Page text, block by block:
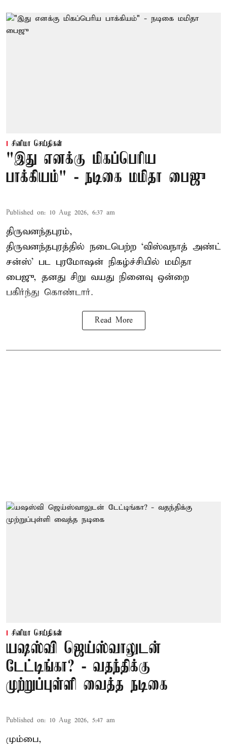
சினிமா செய்திகள்
"இது எனக்கு மிகப்பெரிய
பாக்கியம்" - நடிகை மமிதா பைஜு
Published on: 10 Aug 2026, 6:37 am
திருவனந்தபுரம்,
திருவனந்தபுரத்தில் நடைபெற்ற ‘விஸ்வநாத் அண்ட்
சன்ஸ்’ பட புரமோஷன் நிகழ்ச்சியில் மமிதா
பைஜு, தனது சிறு வயது நினைவு ஒன்றை
பகிர்ந்து கொண்டார்.
Read More
சினிமா செய்திகள்
யஷஸ்வி ஜெய்ஸ்வாலுடன்
டேட்டிங்கா? - வதந்திக்கு
முற்றுப்புள்ளி வைத்த நடிகை
Published on: 10 Aug 2026, 5:47 am
மும்பை,